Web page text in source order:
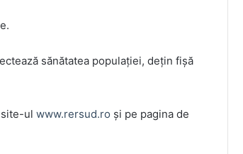
sănătatea populației, dețin fișă
ul www.rersud.ro și pe pagina de